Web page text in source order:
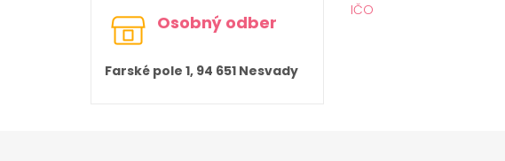
Osobný odber
Farské pole 1, 94 651 Nesvady
IČO